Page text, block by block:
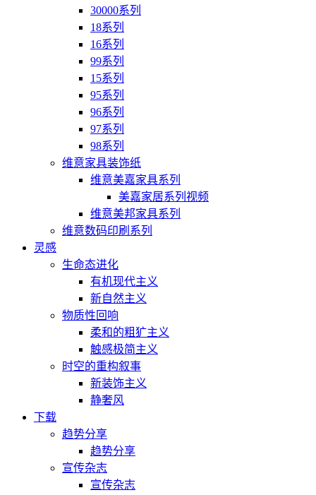
30000系列
18系列
16系列
99系列
15系列
95系列
96系列
97系列
98系列
维意家具装饰纸
维意美嘉家具系列
美嘉家居系列视频
维意美邦家具系列
维意数码印刷系列
灵感
生命态进化
有机现代主义
新自然主义
物质性回响
柔和的粗犷主义
触感极简主义
时空的重构叙事
新装饰主义
静奢风
下载
趋势分享
趋势分享
宣传杂志
宣传杂志